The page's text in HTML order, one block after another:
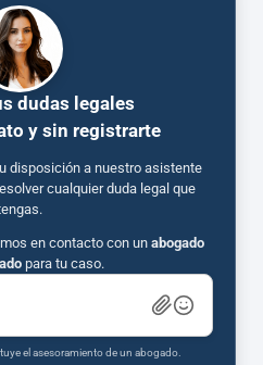
dudas legales
y sin registrarte
disposición a nuestro asistente
cualquier duda legal que
en contacto con un abogado
para tu caso.
el asesoramiento de un abogado.